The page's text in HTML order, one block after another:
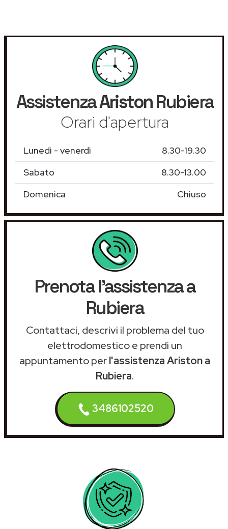
AssistenzaAristonRubiera
Orari d'apertura
Lunedì - venerdì
8.30-19.30
Sabato
8.30-13.00
Domenica
Chiuso
Prenota l'assistenza a
Rubiera
Contattaci, descrivi il problema del tuo
elettrodomestico e prendi un
appuntamento perl'assistenza Ariston a
Rubiera.
3486102520